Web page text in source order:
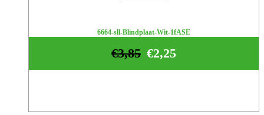
6664-sll-Blindplaat-Wit-1fASE
€2,25
€3,85